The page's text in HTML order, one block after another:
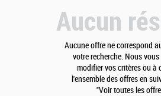
Aucun
Aucune offre ne correspond
votre recherche. Nous
modifier vos critères ou à
l'ensemble des offres en
"Voir toutes les